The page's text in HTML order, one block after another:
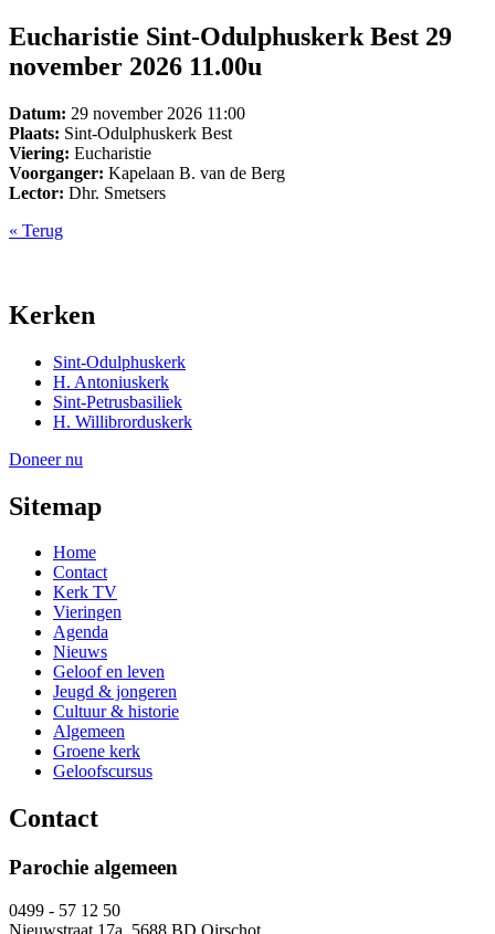
Eucharistie Sint-Odulphuskerk Best 29
november 2026 11.00u
Datum: 29 november 2026 11:00
Plaats: Sint-Odulphuskerk Best
Viering: Eucharistie
Voorganger: Kapelaan B. van de Berg
Lector: Dhr. Smetsers
« Terug
Kerken
Sint-Odulphuskerk
H. Antoniuskerk
Sint-Petrusbasiliek
H. Willibrorduskerk
Doneer nu
Sitemap
Home
Contact
Kerk TV
Vieringen
Agenda
Nieuws
Geloof en leven
Jeugd & jongeren
Cultuur & historie
Algemeen
Groene kerk
Geloofscursus
Contact
Parochie algemeen
0499 - 57 12 50
Nieuwstraat 17a, 5688 BD Oirschot